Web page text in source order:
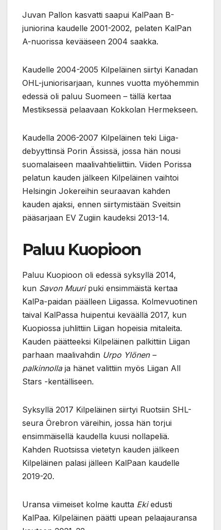
Juvan Pallon kasvatti saapui KalPaan B-
juniorina kaudelle 2001-2002, pelaten KalPan
A-nuorissa kevääseen 2004 saakka.
Kaudelle 2004-2005 Kilpeläinen siirtyi Kanadan
OHL-juniorisarjaan, kunnes vuotta myöhemmin
edessä oli paluu Suomeen – tällä kertaa
Mestiksessä pelaavaan Kokkolan Hermekseen.
Kaudella 2006-2007 Kilpeläinen teki Liiga-
debyyttinsä Porin Ässissä, jossa hän nousi
suomalaiseen maalivahtieliittiin. Viiden Porissa
pelatun kauden jälkeen Kilpeläinen vaihtoi
Helsingin Jokereihin seuraavan kahden
kauden ajaksi, ennen siirtymistään Sveitsin
pääsarjaan EV Zugiin kaudeksi 2013-14.
Paluu Kuopioon
Paluu Kuopioon oli edessä syksyllä 2014,
kun Savon Muuri puki ensimmäistä kertaa
KalPa-paidan päälleen Liigassa. Kolmevuotinen
taival KalPassa huipentui keväällä 2017, kun
Kuopiossa juhlittiin Liigan hopeisia mitaleita.
Kauden päätteeksi Kilpeläinen palkittiin Liigan
parhaan maalivahdin Urpo Ylönen –
palkinnollaja hänet valittiin myös Liigan All
Stars -kentälliseen.
Syksyllä 2017 Kilpeläinen siirtyi Ruotsiin SHL-
seura Örebron väreihin, jossa hän torjui
ensimmäisellä kaudella kuusi nollapeliä.
Kahden Ruotsissa vietetyn kauden jälkeen
Kilpeläinen palasi jälleen KalPaan kaudelle
2019-20.
Uransa viimeiset kolme kautta Ekiedusti
KalPaa. Kilpeläinen päätti upean pelaajauransa